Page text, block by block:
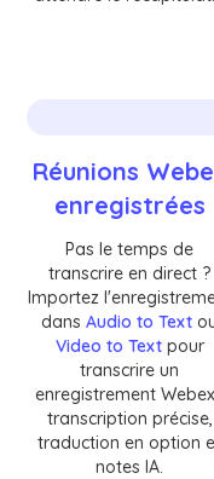
Réunions
enregistrées
Pas le temps de
transcrire en direct ?
Importez
dansAudio to Text
Video to Textpour
transcrire un
enregistrement
transcription précise,
traduction en option
notes IA.